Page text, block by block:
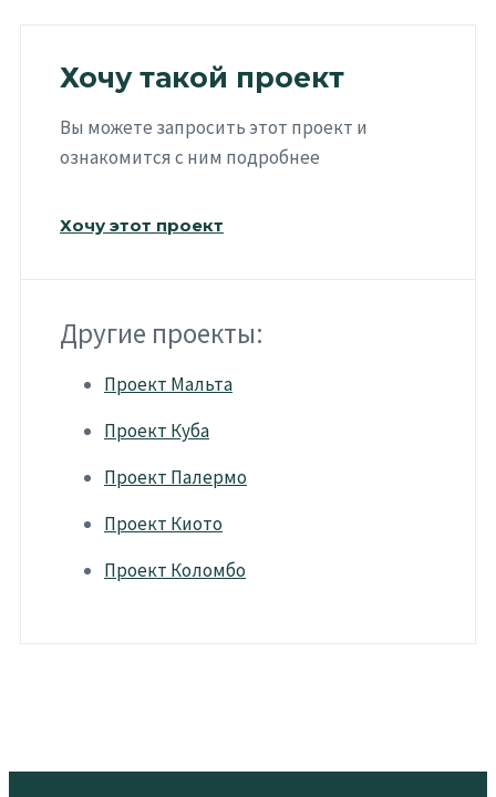
Хочу такой проект
Вы можете запросить этот проект и
ознакомится с ним подробнее
Хочу этот проект
Другие проекты:
Проект Мальта
Проект Куба
Проект Палермо
Проект Киото
Проект Коломбо